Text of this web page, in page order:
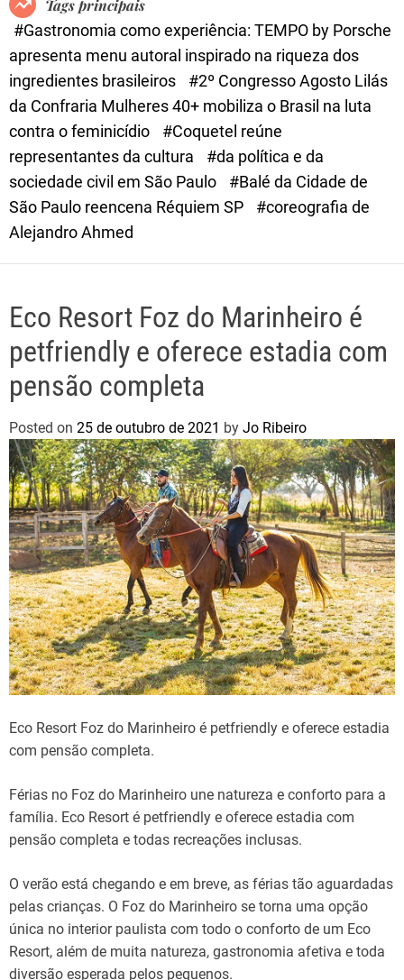
e
Tags principais
#Gastronomia como experiência: TEMPO by Porsche
apresenta menu autoral inspirado na riqueza dos
ingredientes brasileiros
#2º Congresso Agosto Lilás
da Confraria Mulheres 40+ mobiliza o Brasil na luta
contra o feminicídio
#Coquetel reúne
representantes da cultura
#da política e da
sociedade civil em São Paulo
#Balé da Cidade de
São Paulo reencena Réquiem SP
#coreografia de
Alejandro Ahmed
Eco Resort Foz do Marinheiro é
petfriendly e oferece estadia com
pensão completa
Posted on 25 de outubro de 2021 by Jo Ribeiro
Eco Resort Foz do Marinheiro é petfriendly e oferece estadia
com pensão completa.
Férias no Foz do Marinheiro une natureza e conforto para a
família. Eco Resort é petfriendly e oferece estadia com
pensão completa e todas recreações inclusas.
O verão está chegando e em breve, as férias tão aguardadas
pelas crianças. O Foz do Marinheiro se torna uma opção
única no interior paulista com todo o conforto de um Eco
Resort, além de muita natureza, gastronomia afetiva e toda
diversão esperada pelos pequenos.